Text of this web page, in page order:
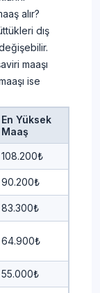
alır?
dış
maaşı
ise
En Yüksek
Maaş
108.200₺
90.200₺
83.300₺
64.900₺
55.000₺